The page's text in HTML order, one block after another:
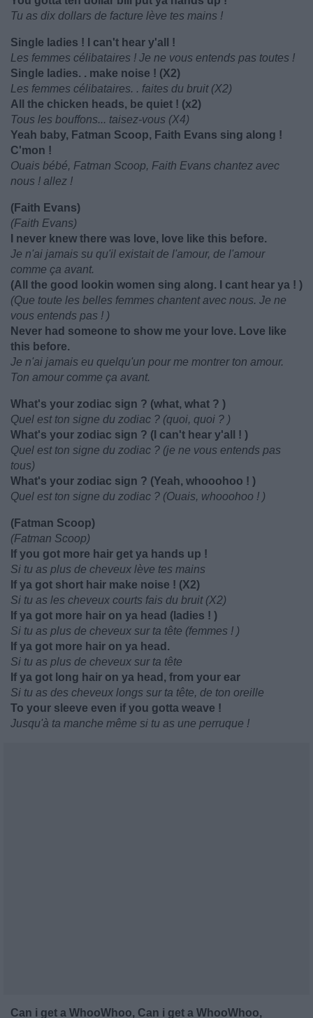
Tu as dix dollars de facture lève tes mains !
Single ladies ! I can't hear y'all !
Les femmes célibataires ! Je ne vous entends pas toutes !
Single ladies. . make noise ! (X2)
Les femmes célibataires. . faites du bruit (X2)
All the chicken heads, be quiet ! (x2)
Tous les bouffons... taisez-vous (X4)
Yeah baby, Fatman Scoop, Faith Evans sing along !
C'mon !
Ouais bébé, Fatman Scoop, Faith Evans chantez avec
nous ! allez !
(Faith Evans)
(Faith Evans)
I never knew there was love, love like this before.
Je n'ai jamais su qu'il existait de l'amour, de l'amour
comme ça avant.
(All the good lookin women sing along. I cant hear ya ! )
(Que toute les belles femmes chantent avec nous. Je ne
vous entends pas ! )
Never had someone to show me your love. Love like
this before.
Je n'ai jamais eu quelqu'un pour me montrer ton amour.
Ton amour comme ça avant.
What's your zodiac sign ? (what, what ? )
Quel est ton signe du zodiac ? (quoi, quoi ? )
What's your zodiac sign ? (I can't hear y'all ! )
Quel est ton signe du zodiac ? (je ne vous entends pas
tous)
What's your zodiac sign ? (Yeah, whooohoo ! )
Quel est ton signe du zodiac ? (Ouais, whooohoo ! )
(Fatman Scoop)
(Fatman Scoop)
If you got more hair get ya hands up !
Si tu as plus de cheveux lève tes mains
If ya got short hair make noise ! (X2)
Si tu as les cheveux courts fais du bruit (X2)
If ya got more hair on ya head (ladies ! )
Si tu as plus de cheveux sur ta tête (femmes ! )
If ya got more hair on ya head.
Si tu as plus de cheveux sur ta tête
If ya got long hair on ya head, from your ear
Si tu as des cheveux longs sur ta tête, de ton oreille
To your sleeve even if you gotta weave !
Jusqu'à ta manche même si tu as une perruque !
Can i get a WhooWhoo, Can i get a WhooWhoo,